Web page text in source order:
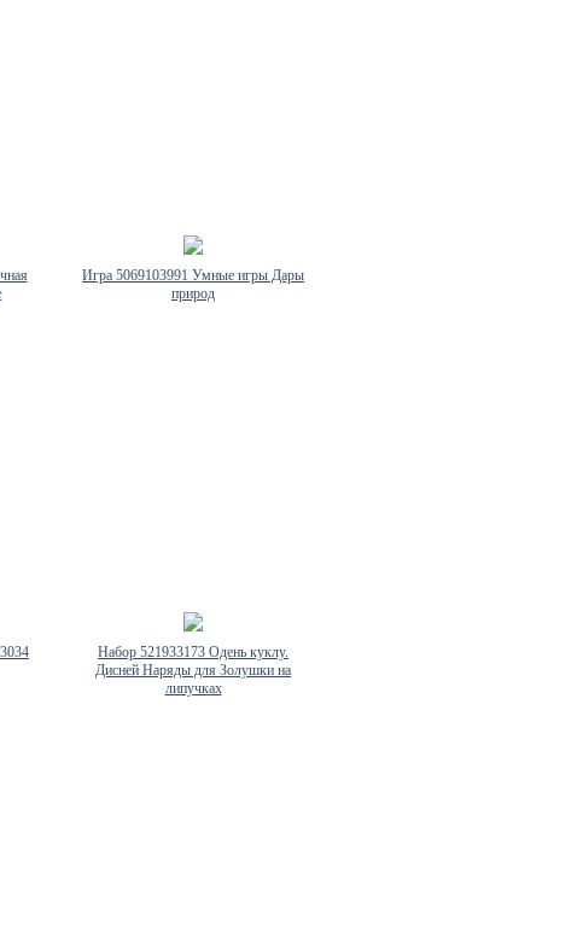
Игра 5069103991 Умные игры Дары
природ
Набор 521933173 Одень куклу.
Дисней Наряды для Золушки на
липучках